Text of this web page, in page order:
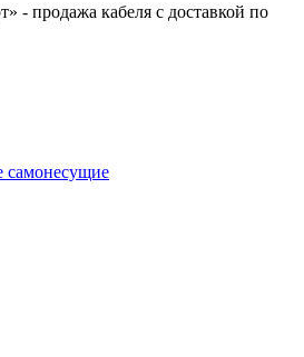
- продажа кабеля с доставкой по
самонесущие